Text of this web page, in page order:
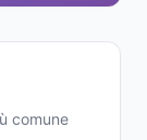
comune